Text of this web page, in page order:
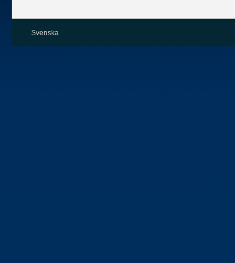
Svenska